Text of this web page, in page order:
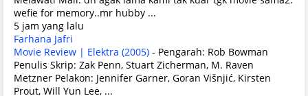
wefie for memory..mr hubby ...
5 jam yang lalu
Farhana Jafri
Movie Review | Elektra (2005) - Pengarah: Rob Bowman
Penulis Skrip: Zak Penn, Stuart Zicherman, M. Raven
Metzner Pelakon: Jennifer Garner, Goran Višnjić, Kirsten
Prout, Will Yun Lee, ...